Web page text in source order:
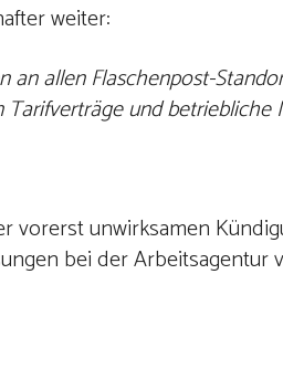
weiter:
an allen Flaschenpost-
und betriebliche
vorerst unwirksamen
bei der Arbeitsagentur